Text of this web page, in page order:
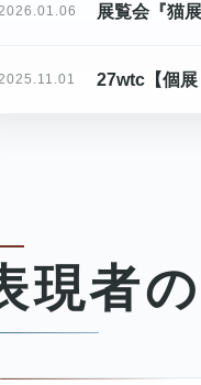
展覧会『猫
27wtc【個展
現者